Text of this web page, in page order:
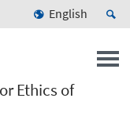
English
Ethics of